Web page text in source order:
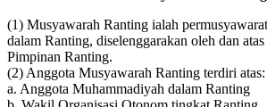
(1) Musyawarah Ranting ialah
dalam Ranting, diselenggarakan oleh dan
Pimpinan Ranting.
(2) Anggota Musyawarah Ranting terdiri atas:
a. Anggota Muhammadiyah dalam Ranting